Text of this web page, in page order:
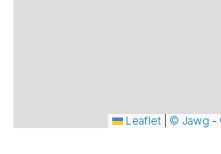
Leaflet © Jawg -